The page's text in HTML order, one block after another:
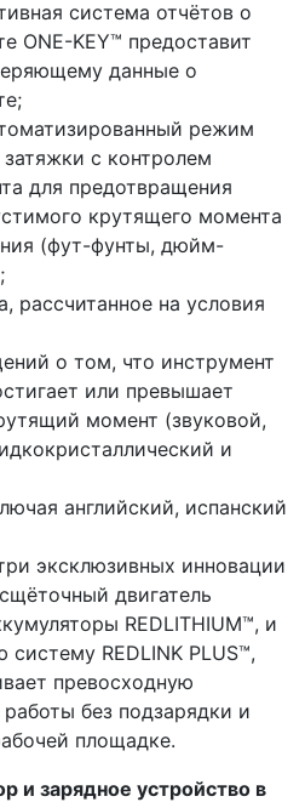
система отчётов о
ONE-KEY™ предоставит
данные о
режим
с контролем
для предотвращения
крутящего момента
(фут-фунты, дюйм-
рассчитанное на условия
о том, что инструмент
или превышает
момент (звуковой,
и
английский, испанский
эксклюзивных инновации
двигатель
REDLITHIUM™, и
систему REDLINK PLUS™,
превосходную
без подзарядки и
площадке.
и зарядное устройство в